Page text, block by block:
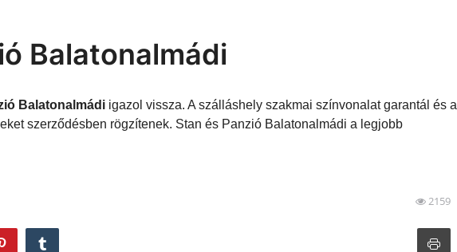
Balatonalmádi
Balatonalmádi igazol vissza. A szálláshely szakmai színvonalat garantál és a
szerződésben rögzítenek. Stan és Panzió Balatonalmádi a legjobb
2159